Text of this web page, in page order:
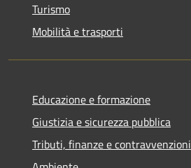
Turismo
Mobilità e trasporti
Educazione e formazione
Giustizia e sicurezza pubblica
Tributi, finanze e contravvenzioni